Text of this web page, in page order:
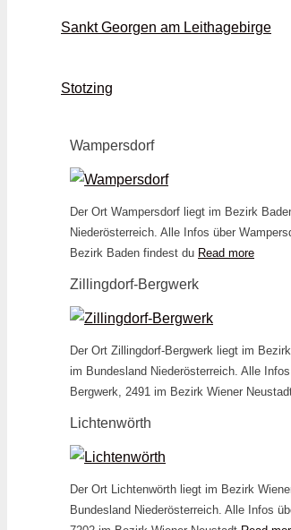
Sankt Georgen am Leithagebirge
Stotzing
Wampersdorf
Der Ort Wampersdorf liegt im Bezirk
Niederösterreich. Alle Infos über
Bezirk Baden findest du Read more
Zillingdorf-Bergwerk
Der Ort Zillingdorf-Bergwerk liegt im
im Bundesland Niederösterreich. Alle
Bergwerk, 2491 im Bezirk Wiener
Lichtenwörth
Der Ort Lichtenwörth liegt im Bezirk
Bundesland Niederösterreich. Alle Infos